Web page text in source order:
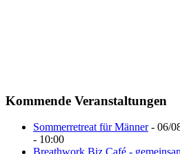
Kommende Veranstaltungen
Sommerretreat für Männer- 06/
- 10:00